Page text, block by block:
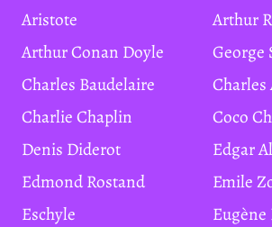
Aristote
Arthur
Arthur Conan Doyle
Charles Baudelaire
Charlie Chaplin
Coco
Denis Diderot
Edgar
Edmond Rostand
Emile
Eschyle